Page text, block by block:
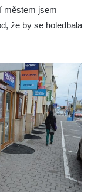
městem jsem
že by se holedbala